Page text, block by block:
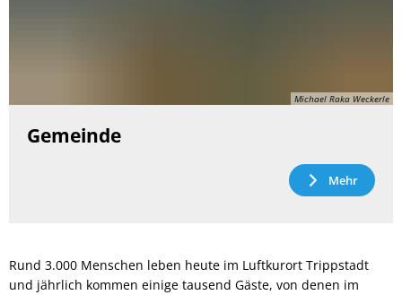
Michael Raka Weckerle
Gemeinde
Mehr
Rund 3.000 Menschen leben heute im Luftkurort Trippstadt
und jährlich kommen einige tausend Gäste, von denen im